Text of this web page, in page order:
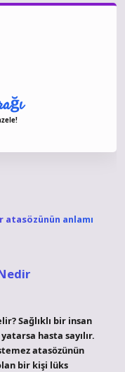
atasözünün anlamı
Sağlıklı bir insan
​​hasta sayılır.
atasözünün
bir kişi lüks